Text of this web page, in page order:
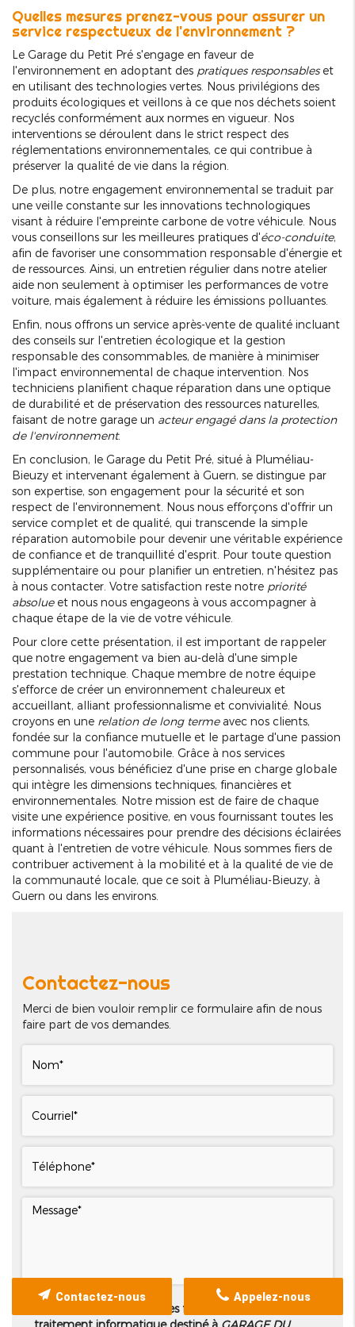
Quelles mesures prenez-vous pour assurer un
service respectueux de l'environnement ?
Le Garage du Petit Pré s'engage en faveur de
l'environnement en adoptant des pratiques responsableset
en utilisant des technologies vertes. Nous privilégions des
produits écologiques et veillons à ce que nos déchets soient
recyclés conformément aux normes en vigueur. Nos
interventions se déroulent dans le strict respect des
réglementations environnementales, ce qui contribue à
préserver la qualité de vie dans la région.
De plus, notre engagement environnemental se traduit par
une veille constante sur les innovations technologiques
visant à réduire l'empreinte carbone de votre véhicule. Nous
vous conseillons sur les meilleures pratiques d'éco-conduite,
afin de favoriser une consommation responsable d'énergie et
de ressources. Ainsi, un entretien régulier dans notre atelier
aide non seulement à optimiser les performances de votre
voiture, mais également à réduire les émissions polluantes.
Enfin, nous offrons un service après-vente de qualité incluant
des conseils sur l'entretien écologique et la gestion
responsable des consommables, de manière à minimiser
l'impact environnemental de chaque intervention. Nos
techniciens planifient chaque réparation dans une optique
de durabilité et de préservation des ressources naturelles,
faisant de notre garage un acteur engagé dans la protection
de l'environnement.
En conclusion, le Garage du Petit Pré, situé à Pluméliau-
Bieuzy et intervenant également à Guern, se distingue par
son expertise, son engagement pour la sécurité et son
respect de l'environnement. Nous nous efforçons d'offrir un
service complet et de qualité, qui transcende la simple
réparation automobile pour devenir une véritable expérience
de confiance et de tranquillité d'esprit. Pour toute question
supplémentaire ou pour planifier un entretien, n'hésitez pas
à nous contacter. Votre satisfaction reste notre priorité
absolueet nous nous engageons à vous accompagner à
chaque étape de la vie de votre véhicule.
Pour clore cette présentation, il est important de rappeler
que notre engagement va bien au-delà d'une simple
prestation technique. Chaque membre de notre équipe
s'efforce de créer un environnement chaleureux et
accueillant, alliant professionnalisme et convivialité. Nous
croyons en une relation de long termeavec nos clients,
fondée sur la confiance mutuelle et le partage d'une passion
commune pour l'automobile. Grâce à nos services
personnalisés, vous bénéficiez d'une prise en charge globale
qui intègre les dimensions techniques, financières et
environnementales. Notre mission est de faire de chaque
visite une expérience positive, en vous fournissant toutes les
informations nécessaires pour prendre des décisions éclairées
quant à l'entretien de votre véhicule. Nous sommes fiers de
contribuer activement à la mobilité et à la qualité de vie de
la communauté locale, que ce soit à Pluméliau-Bieuzy, à
Guern ou dans les environs.
Contactez-nous
Merci de bien vouloir remplir ce formulaire afin de nous
faire part de vos demandes.
Les informations recueillies font l’objet d’un
traitement informatique destiné àGARAGE DU
Appelez-nous
Contactez-nous